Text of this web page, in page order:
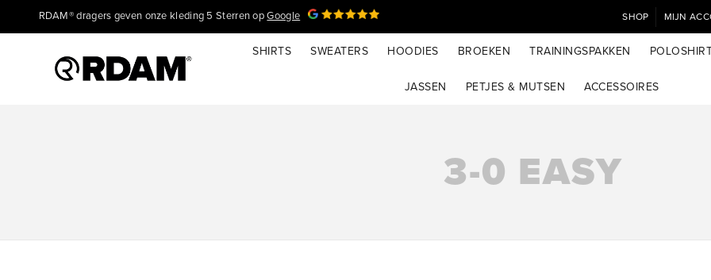
RDAM® dragers geven onze kleding 5 Sterren opGoogle SHOP MIJN
SHIRTS SWEATERS HOODIES BROEKEN TRAININGSPAKKEN
JASSEN PETJES & MUTSEN ACCESSOIRES
3-0 EASY